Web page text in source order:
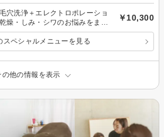
穴洗浄＋エレクトロポレーショ
燥・しみ・シワのお悩みをまる
￥10,300
スペシャルメニューを見る
の他の情報を表示